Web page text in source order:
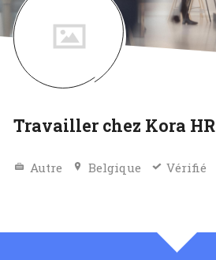
Travailler chez Kora HR
Autre Belgique Vérifié